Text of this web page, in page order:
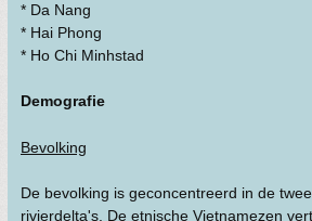
* Da Nang
* Hai Phong
* Ho Chi Minhstad
Demografie
Bevolking
De bevolking is geconcentreerd in de
rivierdelta's. De etnische Vietnamezen